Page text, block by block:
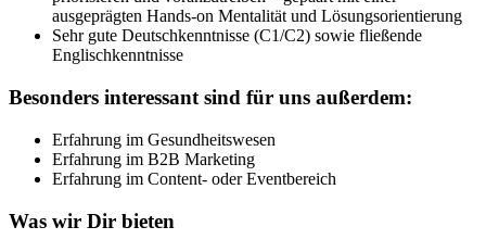
ausgeprägten Hands-on Mentalität und Lösungsorientierung
Sehr gute Deutschkenntnisse (C1/C2) sowie fließende
Englischkenntnisse
Besonders interessant sind für uns außerdem:
Erfahrung im Gesundheitswesen
Erfahrung im B2B Marketing
Erfahrung im Content- oder Eventbereich
Was wir Dir bieten